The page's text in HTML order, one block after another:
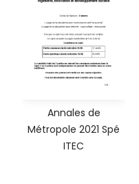
Annales de
Métropole 2021 Spé
ITEC